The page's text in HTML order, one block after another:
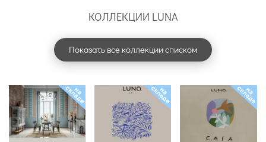
КОЛЛЕКЦИИ LUNA
Показать все коллекции списком